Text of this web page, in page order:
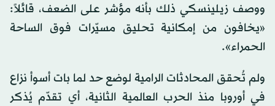
ووصف زيلينسكي ذلك بأنه مؤشر على الضعف، قائلاً:
«يخافون من إمكانية تحليق مسيّرات فوق الساحة
الحمراء».
ولم تُحقق المحادثات الرامية لوضع حد لما بات أسوأ نزاع
في أوروبا منذ الحرب العالمية الثانية، أي تقدّم يُذكر